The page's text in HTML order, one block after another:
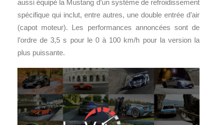
aussi équipé la Mustang d’un système de refroidissement
spécifique qui inclut, entre autres, une double entrée d’air
(capot moteur). Les performances annoncées sont de
l’ordre de 3,5 s pour le 0 à 100 km/h pour la version la
plus puissante.